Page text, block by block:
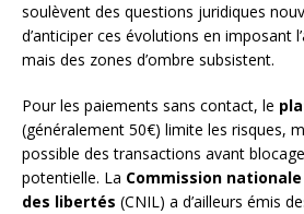
soulèvent des questions juridiques
d’anticiper ces évolutions en imposant
mais des zones d’ombre subsistent.
Pour les paiements sans contact, le
(généralement 50€) limite les risques,
possible des transactions avant
potentielle. La Commission
des libertés (CNIL) a d’ailleurs émis